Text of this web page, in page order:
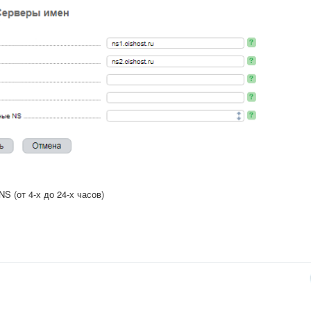
(от 4-х до 24-х часов)